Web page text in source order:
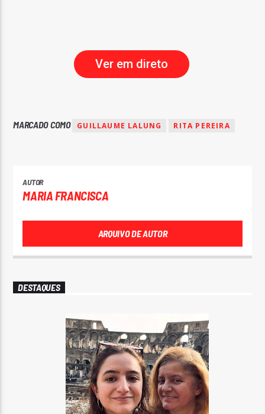
Ver em direto
MARCADO COMO GUILLAUME LALUNG RITA PEREIRA
AUTOR
MARIA FRANCISCA
ARQUIVO DE AUTOR
DESTAQUES